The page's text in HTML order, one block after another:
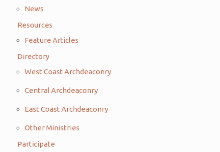
News
Resources
Feature Articles
Directory
West Coast Archdeaconry
Central Archdeaconry
East Coast Archdeaconry
Other Ministries
Participate